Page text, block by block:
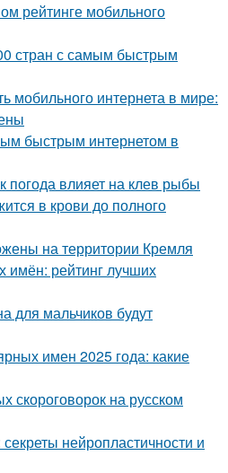
рейтинге мобильного
стран с самым быстрым
мобильного интернета в мире:
быстрым интернетом в
погода влияет на клев рыбы
в крови до полного
на территории Кремля
имён: рейтинг лучших
для мальчиков будут
имен 2025 года: какие
скороговорок на русском
нейропластичности и